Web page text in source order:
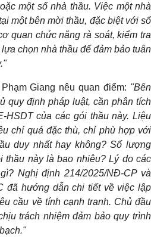
một số nhà thầu. Việc một nhà
một bên mời thầu, đặc biệt với số
quan chức năng rà soát, kiểm tra
chọn nhà thầu để đảm bảo tuân
Giang nêu quan điểm: "Bên
quy định pháp luật, cần phân tích
HSDT của các gói thầu này. Liệu
chí quá đặc thù, chỉ phù hợp với
duy nhất hay không? Số lượng
thầu này là bao nhiêu? Lý do các
Nghị định 214/2025/NĐ-CP và
đã hướng dẫn chi tiết về việc lập
cầu về tính cạnh tranh. Chủ đầu
trách nhiệm đảm bảo quy trình